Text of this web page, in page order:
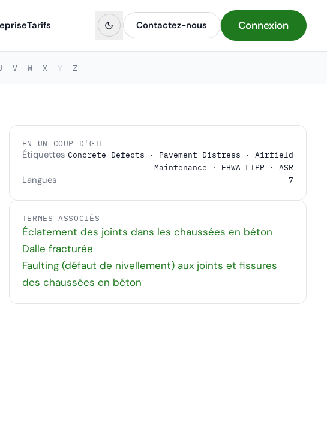
Tarifs Contactez-nous Connexion
V W X Y Z
EN UN COUP D'ŒIL
Étiquettes Concrete Defects · Pavement Distress · Airfield
Maintenance · FHWA LTPP · ASR
Langues 7
TERMES ASSOCIÉS
Éclatement des joints dans les chaussées en béton
Dalle fracturée
Faulting (défaut de nivellement) aux joints et fissures
des chaussées en béton